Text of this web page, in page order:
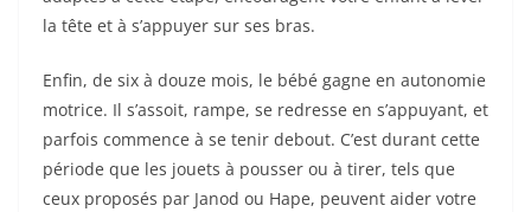
la tête et à s’appuyer sur ses bras.
Enfin, de six à douze mois, le bébé gagne en autonomie
motrice. Il s’assoit, rampe, se redresse en s’appuyant, et
parfois commence à se tenir debout. C’est durant cette
période que les jouets à pousser ou à tirer, tels que
ceux proposés par Janod ou Hape, peuvent aider votre